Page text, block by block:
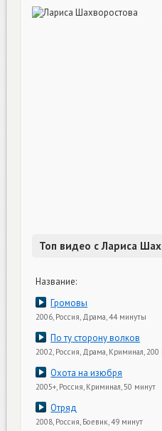
Топ видео с Лариса
Название:
Громовы
2006, Россия, Драма, 44 минуты
По ту сторону волков
2002, Россия, Драма, Криминал, 200
Охота на изюбря
2005+, Россия, Криминал, 50 минут
Отряд
2008, Россия, Боевик, 49 минут